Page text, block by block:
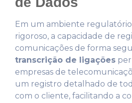
Em um ambiente regulatório
rigoroso, a capacidade de
comunicações de forma
transcrição de ligações
empresas de
um registro detalhado de
com o cliente, facilitando a